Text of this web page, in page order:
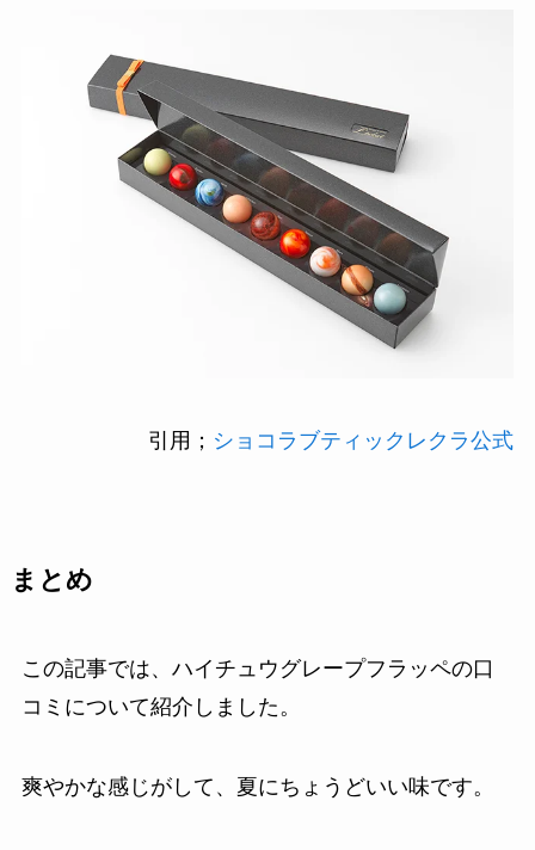
引用； ショコラブティックレクラ公式
まとめ
この記事では、ハイチュウグレープフラッペの口
コミについて紹介しました。
爽やかな感じがして、夏にちょうどいい味です。